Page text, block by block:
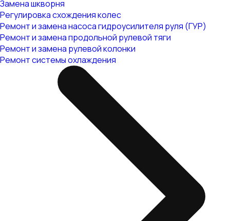
Замена шкворня
Регулировка схождения колес
Ремонт и замена насоса гидроусилителя руля (ГУР)
Ремонт и замена продольной рулевой тяги
Ремонт и замена рулевой колонки
Ремонт системы охлаждения